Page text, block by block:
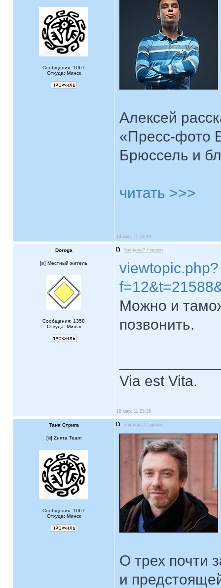
Сообщения: 1067
Откуда: Минск
Алексей
«Пресс-фото
Брюссель и
читать >>>
14 мар, 11 18:29
Doroga Как дела? / проект
[ ] Местный житель
Сообщения: 1358
Откуда: Минск
viewtopic.php?
Можно и
позвонить.
Via est Vita.
18 мар, 11 23:35
Таня Стрига Как дела? / проект
[ ] Zнята Team
Сообщения: 1067
Откуда: Минск
О трех почти
и